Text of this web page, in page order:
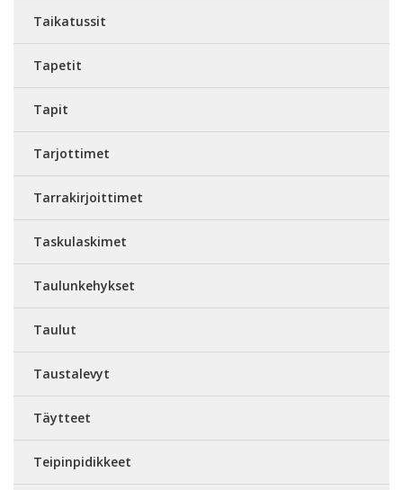
Taikatussit
Tapetit
Tapit
Tarjottimet
Tarrakirjoittimet
Taskulaskimet
Taulunkehykset
Taulut
Taustalevyt
Täytteet
Teipinpidikkeet